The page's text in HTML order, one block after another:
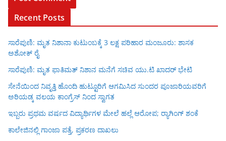
Recent Posts
ಸಾರೆಪುಣಿ: ಮೃತ ನಿಶಾನಾ ಕುಟುಂಬಕ್ಕೆ 3 ಲಕ್ಷ ಪರಿಹಾರ ಮಂಜೂರು: ಶಾಸಕ
ಅಶೋಕ್ ರೈ
ಸಾರೆಪುಣಿ: ಮೃತ ಫಾತಿಮತ್ ನಿಶಾನ ಮನೆಗೆ ಸಚಿವ ಯು.ಟಿ ಖಾದರ್ ಭೇಟಿ
ಸೇನೆಯಿಂದ ನಿವೃತ್ತಿ ಹೊಂದಿ ಹುಟ್ಟೂರಿಗೆ ಆಗಮಿಸಿದ ಸುಂದರ ಪೂಜಾರಿಯವರಿಗೆ
ಅರಿಯಡ್ಕ ವಲಯ ಕಾಂಗ್ರೆಸ್ ನಿಂದ ಸ್ವಾಗತ
ಇಬ್ಬರು ಪ್ರಥಮ ವರ್ಷದ ವಿದ್ಯಾರ್ಥಿಗಳ ಮೇಲೆ ಹಲ್ಲೆ ಆರೋಪ; ರ‍್ಯಾಗಿಂಗ್ ಶಂಕೆ
ಕಾಲೇಜಿನಲ್ಲಿ ಗಾಂಜಾ ಪತ್ತೆ, ಪ್ರಕರಣ ದಾಖಲು